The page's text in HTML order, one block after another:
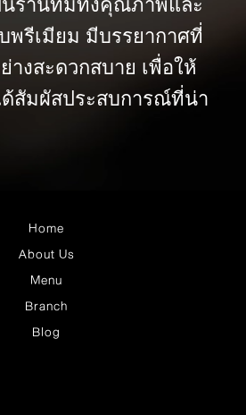
พรีเมียม มีบรรยากาศที่
างสะดวกสบาย เพื่อให้
สัมผัสประสบการณ์ที่น่า
Home
About Us
Menu
Branch
Blog